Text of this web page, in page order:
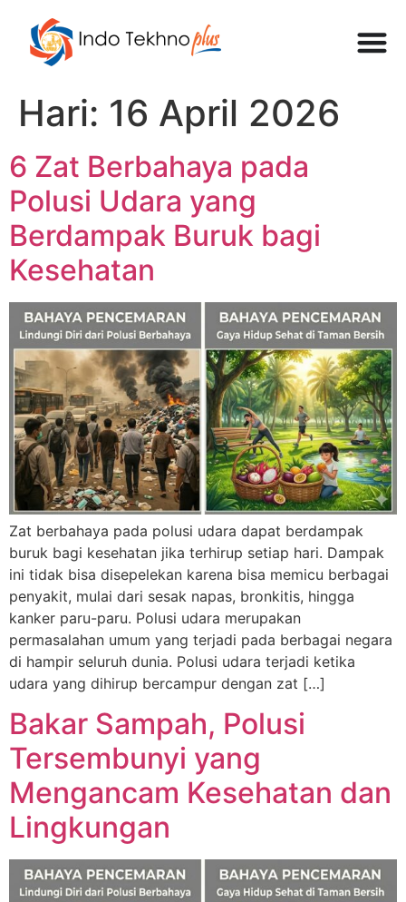
Hari: 16 April 2026
6 Zat Berbahaya pada
Polusi Udara yang
Berdampak Buruk bagi
Kesehatan
Zat berbahaya pada polusi udara dapat berdampak
buruk bagi kesehatan jika terhirup setiap hari. Dampak
ini tidak bisa disepelekan karena bisa memicu berbagai
penyakit, mulai dari sesak napas, bronkitis, hingga
kanker paru-paru. Polusi udara merupakan
permasalahan umum yang terjadi pada berbagai negara
di hampir seluruh dunia. Polusi udara terjadi ketika
udara yang dihirup bercampur dengan zat […]
Bakar Sampah, Polusi
Tersembunyi yang
Mengancam Kesehatan dan
Lingkungan